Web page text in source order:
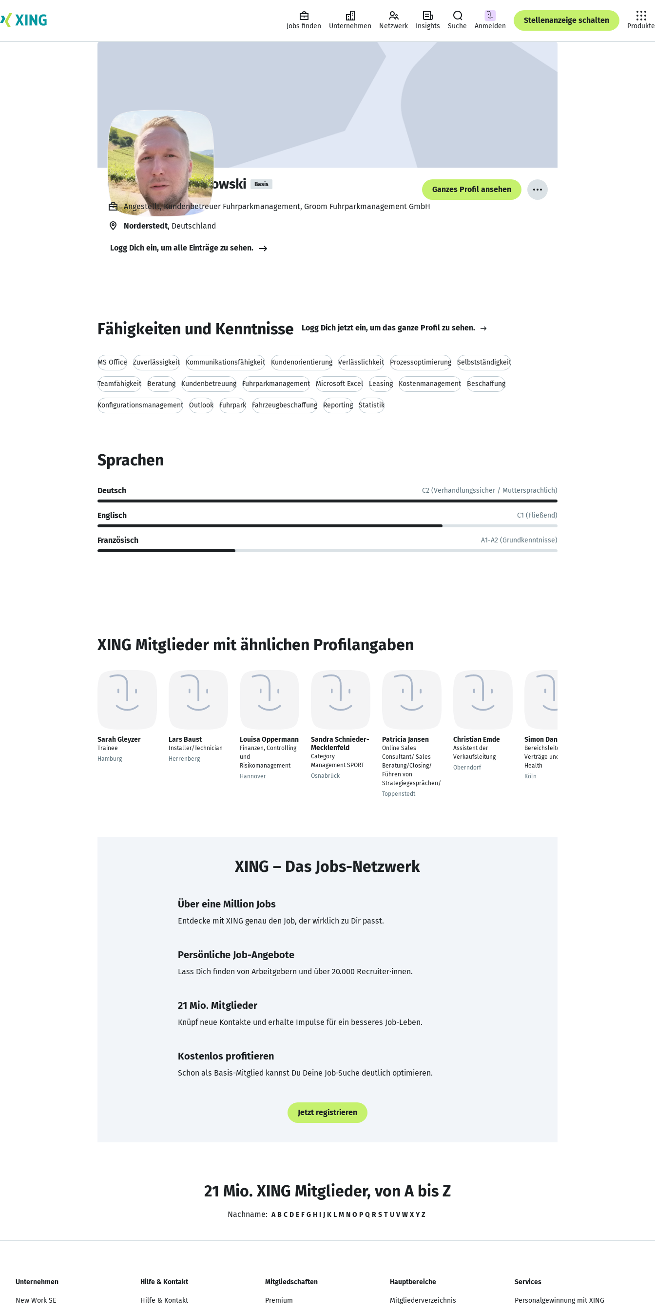
Jobs finden Unternehmen Netzwerk Insights Suche Anmelden
Stellenanzeige schalten
Produkte
Christopher Mierowski Basis
Ganzes Profil ansehen
Angestellt, Kundenbetreuer Fuhrparkmanagement, Groom Fuhrparkmanagement GmbH
Norderstedt, Deutschland
Logg Dich ein, um alle Einträge zu sehen.
Fähigkeiten und Kenntnisse Logg Dich jetzt ein, um das ganze Profil zu sehen.
MS Office Zuverlässigkeit Kommunikationsfähigkeit Kundenorientierung Verlässlichkeit Prozessoptimierung Selbstständigkeit
Teamfähigkeit Beratung Kundenbetreuung Fuhrparkmanagement Microsoft Excel Leasing Kostenmanagement Beschaffung
Konfigurationsmanagement Outlook Fuhrpark Fahrzeugbeschaffung Reporting Statistik
Sprachen
Deutsch C2 (Verhandlungssicher / Muttersprachlich)
Englisch C1 (Fließend)
Französisch A1-A2 (Grundkenntnisse)
XING Mitglieder mit ähnlichen Profilangaben
Sarah Gleyzer
Trainee
Hamburg
Lars Baust
Installer/Technician
Herrenberg
Louisa Oppermann
Finanzen, Controlling
und
Risikomanagement
Hannover
Sandra Schnieder-
Mecklenfeld
Category
Management SPORT
Osnabrück
Patricia Jansen
Online Sales
Consultant/ Sales
Beratung/Closing/
Führen von
Strategiegesprächen/
Toppenstedt
Christian Emde
Assistent der
Verkaufsleitung
Oberndorf
Simon Daneluk
Bereichsleiter
Verträge und E-
Health
Köln
XING – Das Jobs-Netzwerk
Über eine Million Jobs
Entdecke mit XING genau den Job, der wirklich zu Dir passt.
Persönliche Job-Angebote
Lass Dich finden von Arbeitgebern und über 20.000 Recruiter·innen.
21 Mio. Mitglieder
Knüpf neue Kontakte und erhalte Impulse für ein besseres Job-Leben.
Kostenlos profitieren
Schon als Basis-Mitglied kannst Du Deine Job-Suche deutlich optimieren.
Jetzt registrieren
21 Mio. XING Mitglieder, von A bis Z
Nachname: A B C D E F G H I J K L M N O P Q R S T U V W X Y Z
Unternehmen
New Work SE
Hilfe & Kontakt
Hilfe & Kontakt
Mitgliedschaften
Premium
Hauptbereiche
Mitgliederverzeichnis
Services
Personalgewinnung mit XING